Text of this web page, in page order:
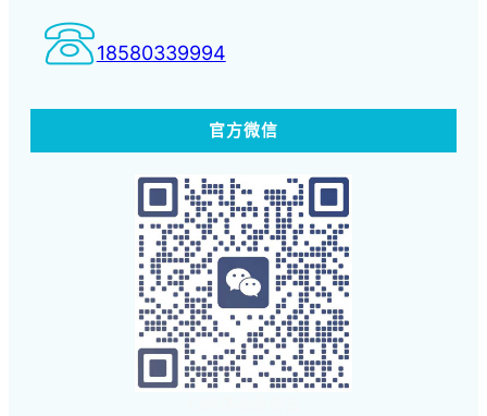
18580339994
官方微信